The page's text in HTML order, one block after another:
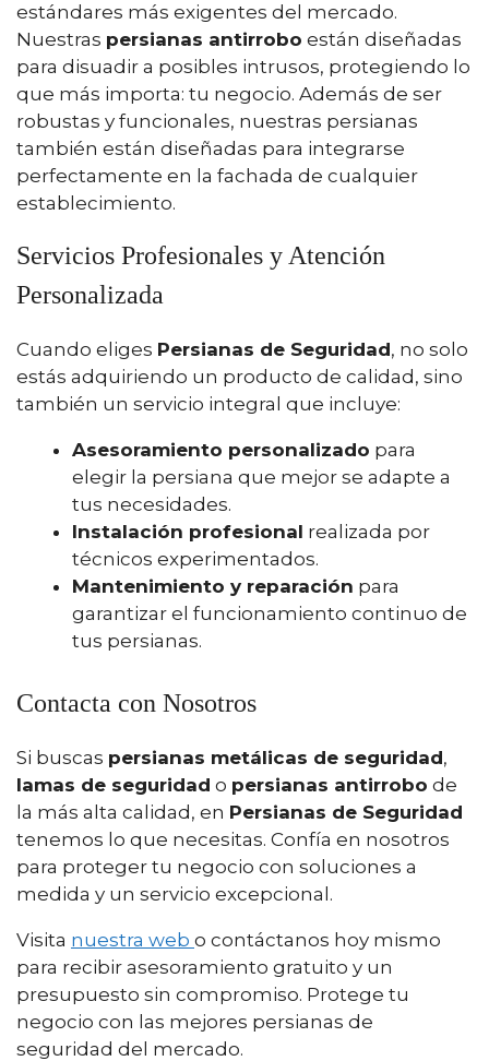
estándares más exigentes del mercado.
Nuestras persianas antirrobo están diseñadas
para disuadir a posibles intrusos, protegiendo lo
que más importa: tu negocio. Además de ser
robustas y funcionales, nuestras persianas
también están diseñadas para integrarse
perfectamente en la fachada de cualquier
establecimiento.
Servicios Profesionales y Atención
Personalizada
Cuando eliges Persianas de Seguridad, no solo
estás adquiriendo un producto de calidad, sino
también un servicio integral que incluye:
Asesoramiento personalizado para
elegir la persiana que mejor se adapte a
tus necesidades.
Instalación profesional realizada por
técnicos experimentados.
Mantenimiento y reparación para
garantizar el funcionamiento continuo de
tus persianas.
Contacta con Nosotros
Si buscas persianas metálicas de seguridad,
lamas de seguridad o persianas antirrobo de
la más alta calidad, en Persianas de Seguridad
tenemos lo que necesitas. Confía en nosotros
para proteger tu negocio con soluciones a
medida y un servicio excepcional.
Visita nuestra web o contáctanos hoy mismo
para recibir asesoramiento gratuito y un
presupuesto sin compromiso. Protege tu
negocio con las mejores persianas de
seguridad del mercado.